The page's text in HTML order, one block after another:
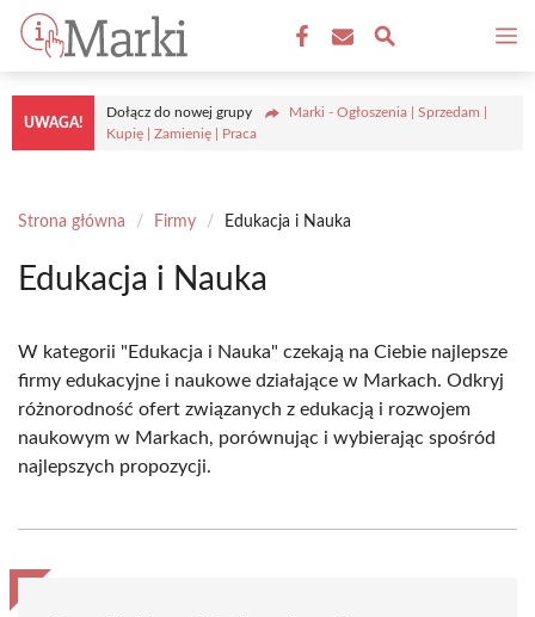
Przejdź
treści
UWAGA!
Dołącz do nowej grupy
Marki - Ogłoszenia | Sprzedam |
Kupię | Zamienię | Praca
Strona główna / Firmy / Edukacja i Nauka
Edukacja i Nauka
W kategorii "Edukacja i Nauka" czekają na Ciebie najlepsze
firmy edukacyjne i naukowe działające w Markach. Odkryj
różnorodność ofert związanych z edukacją i rozwojem
naukowym w Markach, porównując i wybierając spośród
najlepszych propozycji.